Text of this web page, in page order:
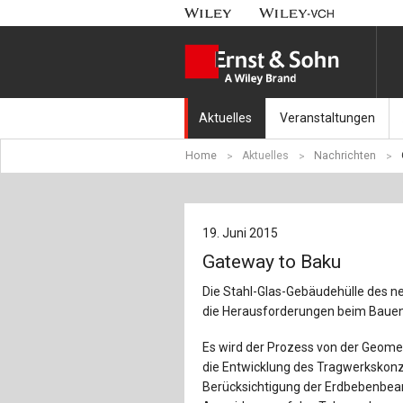
Aktuelles
Nachrichten
Aktuell erschienen
Erscheint in Kürze
Veranstaltungen
Münchener
Fachkonferenz
Beton-Kalender-Tag
Home Aktuelles Nachrichten
19. Juni 2015
Gateway to Baku
Die Stahl-Glas-Gebäudehülle des
die Herausforderungen beim
Es wird der Prozess von der
die Entwicklung des
Berücksichtigung der